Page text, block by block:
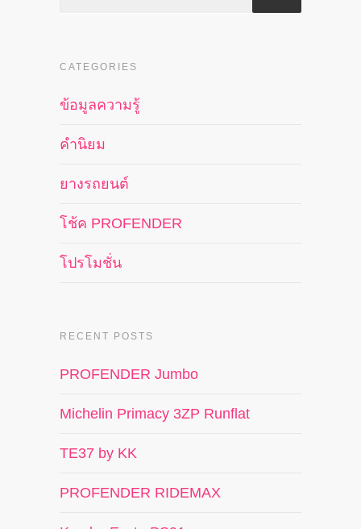
CATEGORIES
ข้อมูลความรู้
คำนิยม
ยางรถยนต์
โช้ค PROFENDER
โปรโมชั่น
RECENT POSTS
PROFENDER Jumbo
Michelin Primacy 3ZP Runflat
TE37 by KK
PROFENDER RIDEMAX